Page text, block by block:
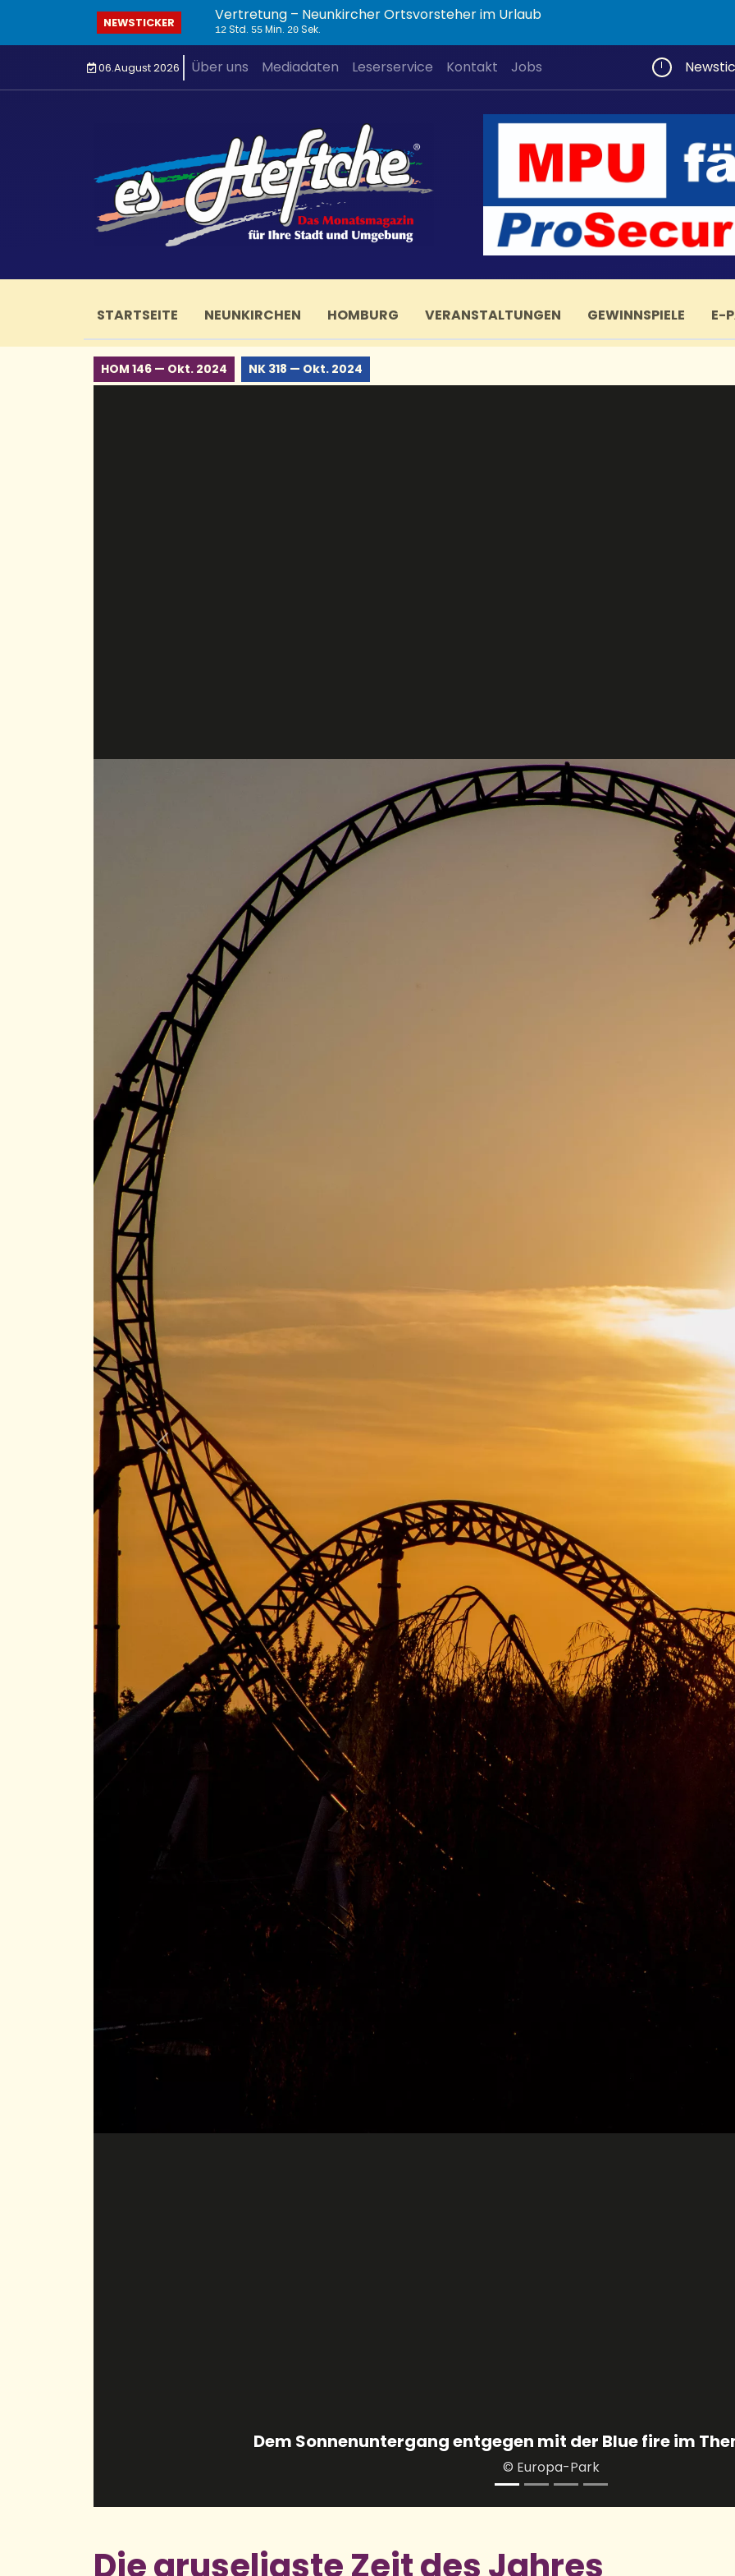
NEWSTICKER Vertretung – Neunkircher Ortsvorsteher im Urlaub
12 Std. 55 Min. 21 Sek.
06.August 2026 Über uns Mediadaten Leserservice Kontakt Jobs
STARTSEITE NEUNKIRCHEN HOMBURG VERANSTALTUNGEN GEWINNSPIELE E-
HOM 146 — Okt. 2024 NK 318 — Okt. 2024
Previous
Die gruseligste Zeit des Jahres